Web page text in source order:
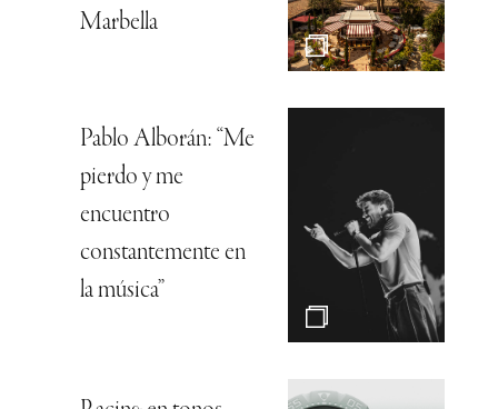
Marbella
Pablo Alborán: “Me
pierdo y me
encuentro
constantemente en
la música”